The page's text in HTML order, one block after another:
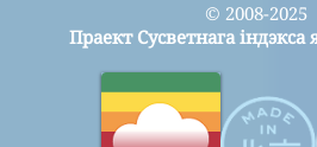
© 2008-2025
Праект Сусветнага індэкса